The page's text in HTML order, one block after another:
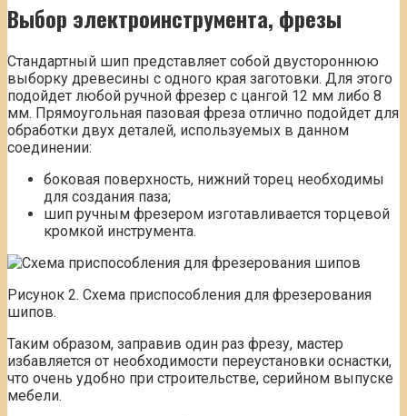
Выбор электроинструмента, фрезы
Стандартный шип представляет собой двустороннюю
выборку древесины с одного края заготовки. Для этого
подойдет любой ручной фрезер с цангой 12 мм либо 8
мм. Прямоугольная пазовая фреза отлично подойдет для
обработки двух деталей, используемых в данном
соединении:
боковая поверхность, нижний торец необходимы
для создания паза;
шип ручным фрезером изготавливается торцевой
кромкой инструмента.
Рисунок 2. Схема приспособления для фрезерования
шипов.
Таким образом, заправив один раз фрезу, мастер
избавляется от необходимости переустановки оснастки,
что очень удобно при строительстве, серийном выпуске
мебели.